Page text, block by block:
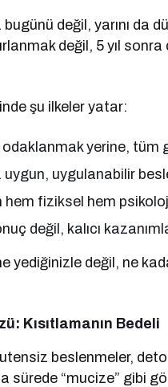
değil, yarını da
değil, 5 yıl
şu ilkeler yatar:
yerine,
uygun, uygulanabilir
hem fiziksel hem
değil, kalıcı
yediğinizle değil, ne
Kısıtlamanın Bedeli
beslenmeler,
sürede “mucize” gibi